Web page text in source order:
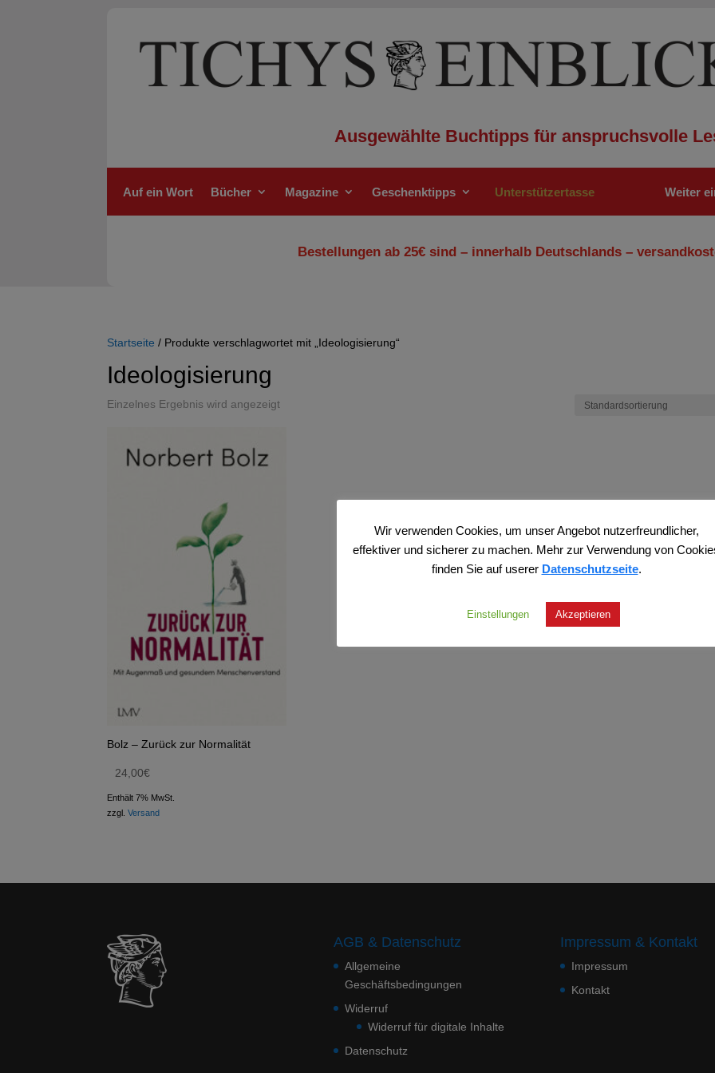
Ausgewählte Buchtipps für anspruchsvolle
Auf ein Wort Bücher Magazine Geschenktipps Unterstützertasse Weiter
Bestellungen ab 25€ sind – innerhalb Deutschlands –
Startseite / Produkte verschlagwortet mit „Ideologisierung“
Ideologisierung
Einzelnes Ergebnis wird angezeigt
Bolz – Zurück zur Normalität
24,00€
Enthält 7% MwSt.
zzgl.Versand
AGB & Datenschutz
Allgemeine
Geschäftsbedingungen
Widerruf
Widerruf für digitale Inhalte
Datenschutz
Impressum & Kontakt
Impressum
Kontakt
Wir verwenden Cookies, um unser Angebot nutzerfreundlicher,
effektiver und sicherer zu machen. Mehr zur Verwendung von
finden Sie auf userer Datenschutzseite.
Einstellungen Akzeptieren